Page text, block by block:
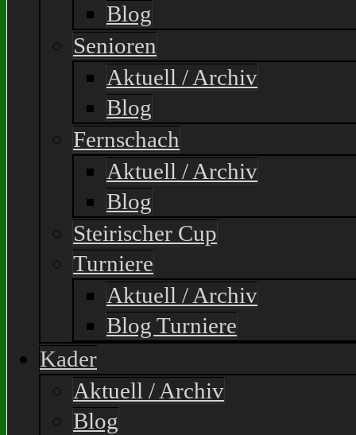
Blog
Senioren
Aktuell / Archiv
Blog
Fernschach
Aktuell / Archiv
Blog
Steirischer Cup
Turniere
Aktuell / Archiv
Blog Turniere
Kader
Aktuell / Archiv
Blog